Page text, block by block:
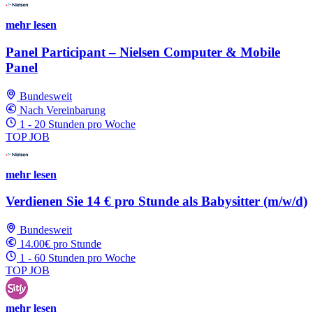
mehr lesen
Panel Participant – Nielsen Computer & Mobile
Panel
Bundesweit
Nach Vereinbarung
1 - 20 Stunden pro Woche
TOP JOB
mehr lesen
Verdienen Sie 14 € pro Stunde als Babysitter (m/w/d)
Bundesweit
14.00€ pro Stunde
1 - 60 Stunden pro Woche
TOP JOB
mehr lesen